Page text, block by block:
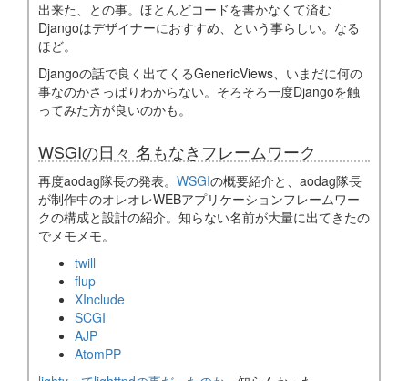
出来た、との事。ほとんどコードを書かなくて済む
Djangoはデザイナーにおすすめ、という事らしい。なる
ほど。
Djangoの話で良く出てくるGenericViews、いまだに何の
事なのかさっぱりわからない。そろそろ一度Djangoを触
ってみた方が良いのかも。
WSGIの日々 名もなきフレームワーク
再度aodag隊長の発表。 WSGIの概要紹介と、aodag隊長
が制作中のオレオレWEBアプリケーションフレームワー
クの構成と設計の紹介。知らない名前が大量に出てきたの
でメモメモ。
twill
flup
XInclude
SCGI
AJP
AtomPP